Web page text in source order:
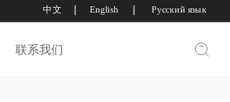
联系我们
中文 English Русский язык